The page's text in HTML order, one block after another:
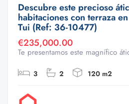
Descubre este precioso
habitaciones con terraza
Tui (Ref: 36-10477)
€235,000.00
Te presentamos este magnífico
3 2 120 m2